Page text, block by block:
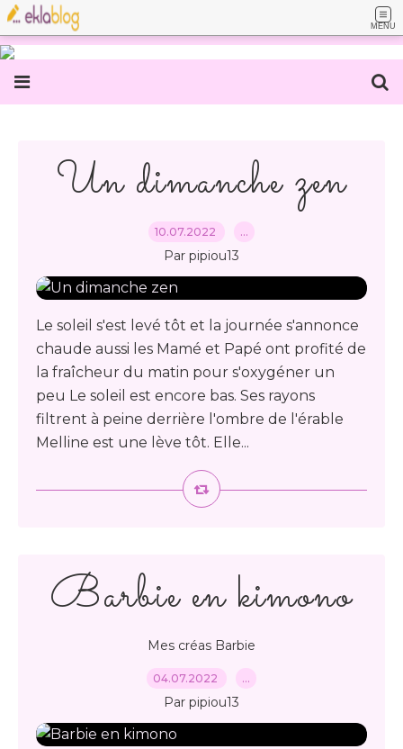
MENU
Un dimanche zen
10.07.2022 …
Par pipiou13
Le soleil s'est levé tôt et la journée s'annonce
chaude aussi les Mamé et Papé ont profité de
la fraîcheur du matin pour s'oxygéner un
peu Le soleil est encore bas. Ses rayons
filtrent à peine derrière l'ombre de l'érable
Melline est une lève tôt. Elle...
Barbie en kimono
Mes créas Barbie
04.07.2022 …
Par pipiou13